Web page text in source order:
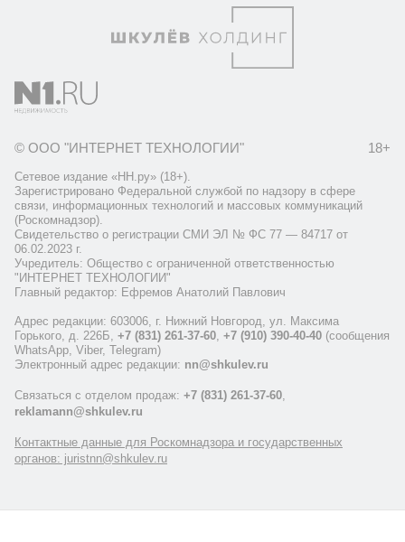
© ООО "ИНТЕРНЕТ ТЕХНОЛОГИИ" 18+
Сетевое издание «НН.ру» (18+).
Зарегистрировано Федеральной службой по надзору в сфере
связи, информационных технологий и массовых коммуникаций
(Роскомнадзор).
Свидетельство о регистрации СМИ ЭЛ № ФС 77 — 84717 от
06.02.2023 г.
Учредитель: Общество с ограниченной ответственностью
"ИНТЕРНЕТ ТЕХНОЛОГИИ"
Главный редактор: Ефремов Анатолий Павлович
Адрес редакции: 603006, г. Нижний Новгород, ул. Максима
Горького, д. 226Б, +7 (831) 261-37-60 +7 (910) 390-40-40 (сообщения
WhatsApp, Viber, Telegram)
Электронный адрес редакции: nn@shkulev.ru
Связаться с отделом продаж: +7 (831) 261-37-60
reklamann@shkulev.ru
Контактные данные для Роскомнадзора и государственных
органов: juristnn@shkulev.ru